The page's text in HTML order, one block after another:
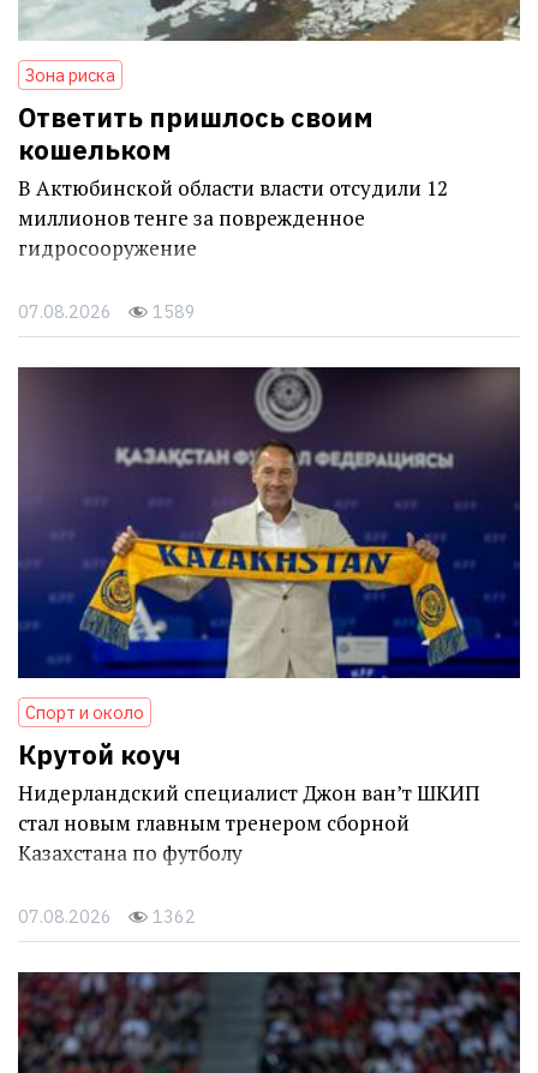
Зона риска
Ответить пришлось своим
кошельком
В Актюбинской области власти отсудили 12
миллионов тенге за поврежденное
гидросооружение
07.08.2026 1589
Спорт и около
Крутой коуч
Нидерландский специалист Джон ван’т ШКИП
стал новым главным тренером сборной
Казахстана по футболу
07.08.2026 1362